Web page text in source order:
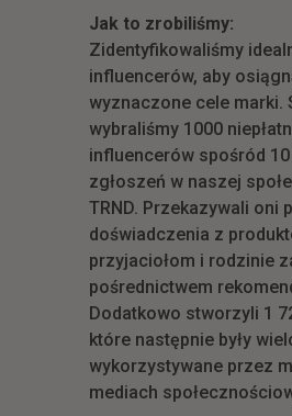
Jak to zrobiliśmy:
Zidentyfikowaliśmy
influencerów, aby
wyznaczone cele marki.
wybraliśmy 1000
influencerów spośród 10
zgłoszeń w naszej
TRND. Przekazywali oni
doświadczenia z
przyjaciołom i rodzinie
pośrednictwem
Dodatkowo stworzyli 1
które następnie były
wykorzystywane przez
mediach